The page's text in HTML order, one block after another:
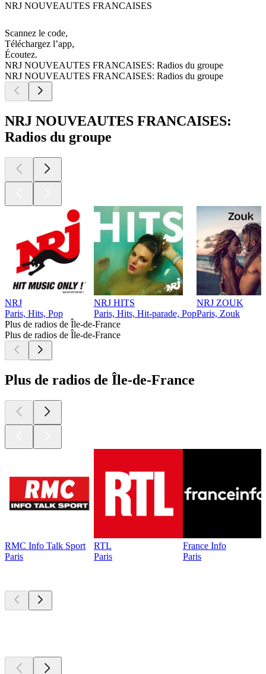
NRJ NOUVEAUTES FRANCAISES
Scannez le code,
Téléchargez l’app,
Écoutez.
NRJ NOUVEAUTES FRANCAISES: Radios du groupe
NRJ NOUVEAUTES FRANCAISES: Radios du groupe
NRJ NOUVEAUTES FRANCAISES:
Radios du groupe
NRJ
Paris, Hits, Pop
NRJ HITS
Paris, Hits, Hit-parade, Pop
NRJ ZOUK
Paris, Zouk
Plus de radios de Île-de-France
Plus de radios de Île-de-France
Plus de radios de Île-de-France
RMC Info Talk Sport
Paris
RTL
Paris
France Info
Paris